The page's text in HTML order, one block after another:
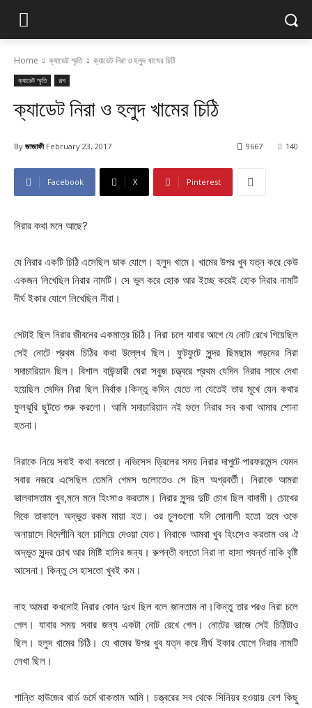
Home ক্যাডেট স্মৃতি ক্যাডেট নিরা ও হলুদ খামের চিঠি
ক্যাডেট স্মৃতি গল্প
ক্যাডেট নিরা ও হলুদ খামের চিঠি
By জাজাফী February 23, 2017 140
9667
Facebook X Pinterest
নিরার কথা মনে আছে?
যে নিরার একটি চিঠি এসেছিল ডাক যোগে। হলুদ খামে। খামের উপর খুব যত্ন করে কেউ
একজন লিখেছিল নিরার নামটি। সে ভুল করে হোক আর ইচ্ছে করেই হোক নিরার নামটি
দীর্ঘ ইকার যোগে লিখেছিল নীরা।
সেটাই ছিল নিরার জীবনের একমাত্র চিঠি। নিরা চলে যাবার আগে যে নোট রেখে গিয়েছিল
সেই নোটে প্রথম চিঠির কথা উল্লেখ ছিল। ফুটফুটে সুন্দর ছিমছাম গড়নের নিরা
সদাচারিয়ান ছিল। বিশাল বাউন্ডারী ঘেরা সবুজ চত্ত্বরে প্রথম যেদিন নিরার সাথে দেখা
হয়েছিল সেদিন নিরা ছিল নির্বাক।কিন্তু কদিন যেতে না যেতেই তার মূখে যেন কথার
ফুলঝুরি ছুটতে শুরু করলো। আমি সদাচারিয়ান নই ফলে নিরার সব কথা আমার শোনা
হতনা।
নিরাকে নিয়ে সবাই কথা বলতো। নভিসেস ড্রিলের সময় নিরার দাপুটে পারফরমেন্স যেমন
সবার নজরে এসেছিল তেমনি গেমস গুলোতেও সে ছিল অগ্রবর্তী। নিরাকে আমরা
ভালবাসতাম খুব,মনে মনে হিংসাও করতাম। নিরার সুন্দর দুটি চোখ ছিল বাদামী। চোখের
দিকে তাকালে অদ্ভুত রকম মায়া হত। ওর চুলগুলো যদি সোনালী হতো তবে ওকে
অনায়াসে বিদেশীনি বলে চালিয়ে দেওয়া যেত। নিরাকে আমরা খুব হিংসেও করতাম ওর ঐ
অদ্ভুত সুন্দর চোখ আর মিষ্টি হাসির জন্য। রুপন্তী বলতো নিরা না হাসা পযর্ন্ত নাকি বৃষ্টি
আসেনা। কিন্তু সে হাসতো খুবই কম।
নাহ আমরা কখনোই নিরার কোন দুঃখ ছিল বলে জানতাম না।কিন্তু তার পরও নিরা চলে
গেল। যাবার সময় সবার জন্য একটা নোট রেখে গেল। নোটের ভাজে সেই চিঠিটাও
ছিল। হলুদ খামের চিঠি। যে খামের উপর খুব যত্ন করে দীর্ঘ ইকার যোগে নিরার নামটি
লেখা ছিল।
শান্তি হাউজের থার্ড ডর্মে থাকতাম আমি। চত্ত্বরের সব থেকে সিনিয়র হওয়ায় বেশ কিছু